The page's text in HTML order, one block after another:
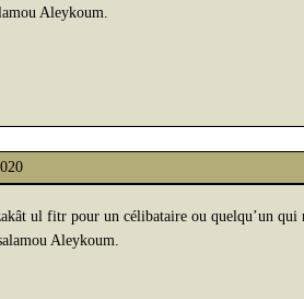
Aleykoum.
ul fitr pour un célibataire ou quelqu’un qui
Aleykoum.